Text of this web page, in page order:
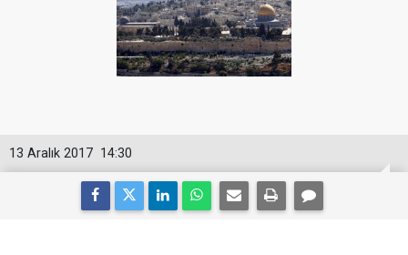
14:30
13 Aralık 2017